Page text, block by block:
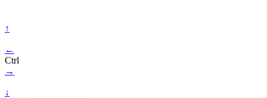
↑
←
Ctrl
→
↓